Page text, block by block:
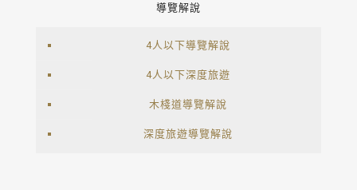
導覽解說
4人以下導覽解說
4人以下深度旅遊
木棧道導覽解說
深度旅遊導覽解說